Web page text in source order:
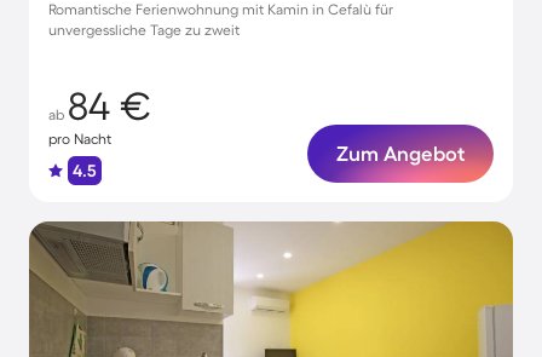
Romantische Ferienwohnung mit Kamin in Cefalù für
unvergessliche Tage zu zweit
ab 84 €
pro Nacht
4.5
Zum Angebot